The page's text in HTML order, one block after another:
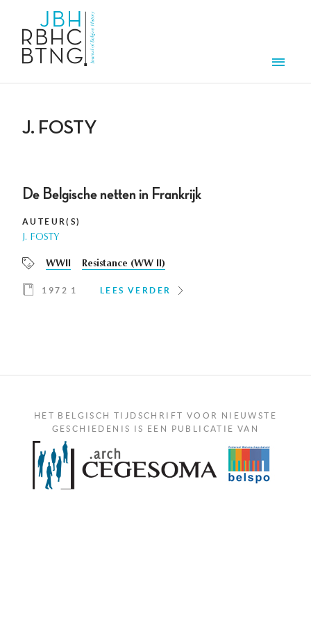
J. FOSTY
De Belgische netten in Frankrijk
AUTEUR(S)
J. FOSTY
WWII Resistance (WW II)
1972 1 LEES VERDER
HET BELGISCH TIJDSCHRIFT VOOR NIEUWSTE
GESCHIEDENIS IS EEN PUBLICATIE VAN